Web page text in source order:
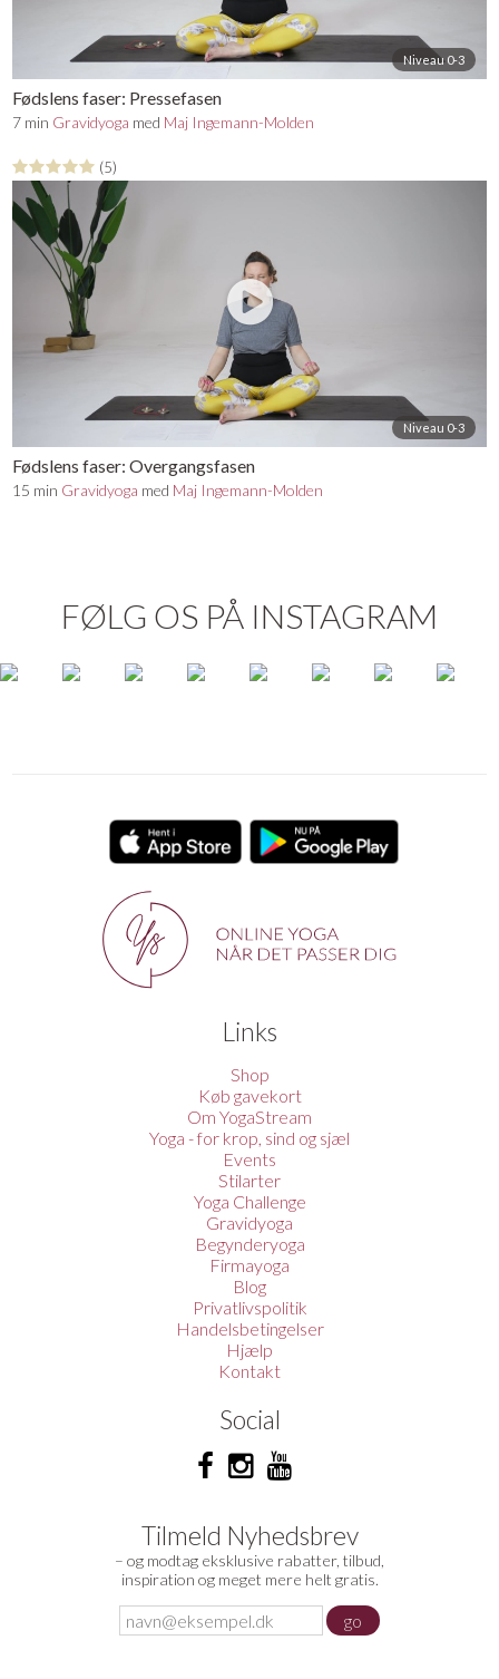
Niveau 0-3
Fødslens faser: Pressefasen
7 min Gravidyoga med Maj Ingemann-Molden
(5)
Niveau 0-3
Fødslens faser: Overgangsfasen
15 min Gravidyoga med Maj Ingemann-Molden
FØLG OS PÅ INSTAGRAM
Links
Shop
Køb gavekort
Om YogaStream
Yoga - for krop, sind og sjæl
Events
Stilarter
Yoga Challenge
Gravidyoga
Begynderyoga
Firmayoga
Blog
Privatlivspolitik
Handelsbetingelser
Hjælp
Kontakt
Social
Tilmeld Nyhedsbrev
– og modtag eksklusive rabatter, tilbud,
inspiration og meget mere helt gratis.